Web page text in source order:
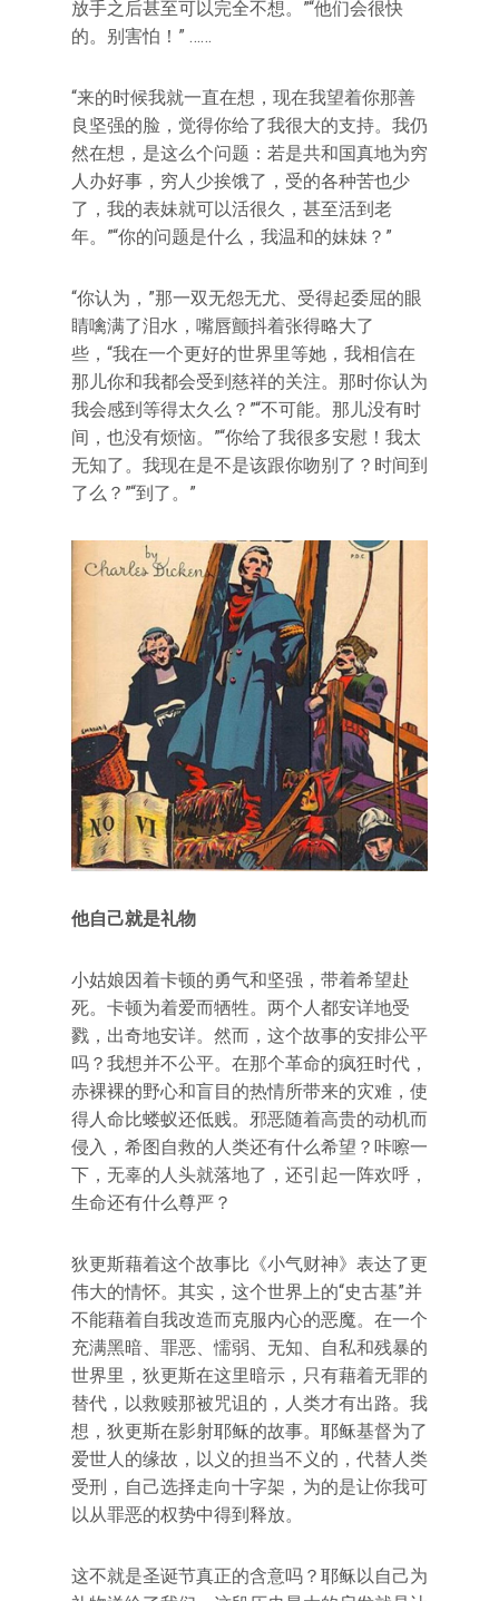
放手之后甚至可以完全不想。”“他们会很快
的。别害怕！” ……
“来的时候我就一直在想，现在我望着你那善
良坚强的脸，觉得你给了我很大的支持。我仍
然在想，是这么个问题：若是共和国真地为穷
人办好事，穷人少挨饿了，受的各种苦也少
了，我的表妹就可以活很久，甚至活到老
年。”“你的问题是什么，我温和的妹妹？”
“你认为，”那一双无怨无尤、受得起委屈的眼
睛噙满了泪水，嘴唇颤抖着张得略大了
些，“我在一个更好的世界里等她，我相信在
那儿你和我都会受到慈祥的关注。那时你认为
我会感到等得太久么？”“不可能。那儿没有时
间，也没有烦恼。”“你给了我很多安慰！我太
无知了。我现在是不是该跟你吻别了？时间到
了么？”“到了。”
他自己就是礼物
小姑娘因着卡顿的勇气和坚强，带着希望赴
死。卡顿为着爱而牺牲。两个人都安详地受
戮，出奇地安详。然而，这个故事的安排公平
吗？我想并不公平。在那个革命的疯狂时代，
赤裸裸的野心和盲目的热情所带来的灾难，使
得人命比蝼蚁还低贱。邪恶随着高贵的动机而
侵入，希图自救的人类还有什么希望？咔嚓一
下，无辜的人头就落地了，还引起一阵欢呼，
生命还有什么尊严？
狄更斯藉着这个故事比《小气财神》表达了更
伟大的情怀。其实，这个世界上的“史古基”并
不能藉着自我改造而克服内心的恶魔。在一个
充满黑暗、罪恶、懦弱、无知、自私和残暴的
世界里，狄更斯在这里暗示，只有藉着无罪的
替代，以救赎那被咒诅的，人类才有出路。我
想，狄更斯在影射耶稣的故事。耶稣基督为了
爱世人的缘故，以义的担当不义的，代替人类
受刑，自己选择走向十字架，为的是让你我可
以从罪恶的权势中得到释放。
这不就是圣诞节真正的含意吗？耶稣以自己为